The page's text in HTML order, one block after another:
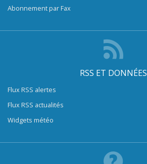
Abonnement par Fax
RSS ET DONNÉES
Flux RSS alertes
Flux RSS actualités
Widgets météo